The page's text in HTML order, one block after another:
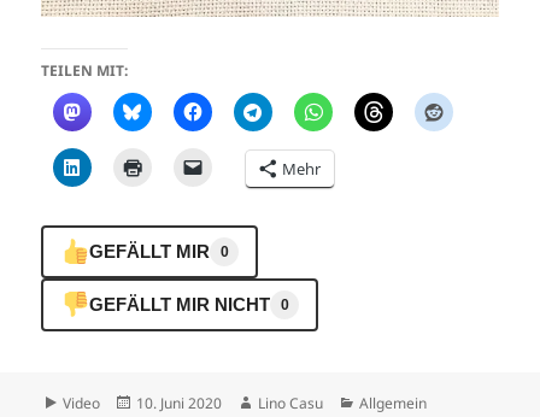
TEILEN MIT:
Mehr
GEFÄLLT MIR 0
GEFÄLLT MIR NICHT 0
Format
Video
Veröffentlicht
10. Juni 2020 Autor
Lino Casu Kategorien
Allgemein